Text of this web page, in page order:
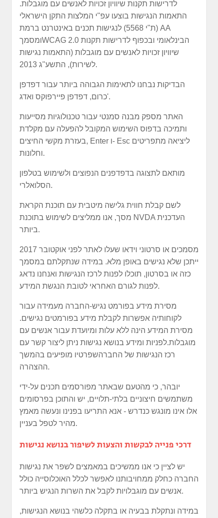
לדרישות תקנות שיוויון זכויות לאנשים עם מוגבלות.
התאמות הנגישות בוצעו עפ"י המלצות התקן הישראלי
(ת"י 5568) לנגישות תכנים באינטרנט ברמת AA
ומסמךWCAG 2.0 הבינלאומי ובכפוף לדרישות תקנות
שיוויון זכויות לאנשים עם מוגבלות (התאמות נגישות
לשירות), התשע"ג 2013.
הבדיקות נבחנו לתאימות הגבוהה ביותר עבור דפדפן
כרום, דפדפן פיירפוקס ואדג'.
האתר מספק מבנה סמנטי עבור טכנולוגיות מסייעות
ותמיכה בדפוס השימוש המקובל להפעלה עם מקלדת
בעזרת מקשי החיצים, Enter ו- Esc ליציאה מתפריטים
וחלונות.
מותאם לתצוגה בדפדפנים הנפוצים ולשימוש בטלפון
הסלואלרי.
לשם קבלת חווית גלישה מיטבית עם תוכנת הקראת
מסך, אנו ממליצים לשימוש בתוכנת NVDA העדכנית
ביותר.
מסמכים או סרטוני וידאו שעלו לאתר לפני אוקטובר 2017
ייתכן שלא נגישים באופן מלא. במידה שנתקלתם במסמך
כזה או בסרטון, תוכלו לפנות לרכז הנגישות ואנחנו נדאג
לפנות לגורם האחראי לטובת הנגשת המידע.
מסירת מידע בפורמט נגיש-החברה מעמידה עבור
לקוחותיה אפשרות לקבלת מידע בפורמטים נגישים.
מסירת המידע הינה ללא עלות ומיועדת עבור אנשים עם
מוגבלות.לפניות ומידע בנושא נגישות ניתן ליצור קשר עם
רכז הנגישות של החברהשפרטיו מופיעים בהמשך
ההצהרה.
יובהר, כי מהטעם שבאתר מפורסמים תכנים על-ידי
משתמשים חיצוניים בלתי-תלויים, יש והתוכן בפרסומים
אלו אינו מונגש כנדרש - אנא התריעו בפנינו ונעשה מאמץ
מהיר לטפל בעניין.
דרכי פנייה לבקשות והצעות לשיפור בנושא נגישות
יש לציין כי אנו ממשיכים במאמצים לשפר את נגישות
החברה כחלק ממחויבותנו לאפשר לכלל האוכלוסייה כולל
אנשים עם מוגבלויות לקבל את השרות הנגיש ביותר.
במידה ונתקלת בבעיה או בתקלה כלשהי בנושא הנגישות,